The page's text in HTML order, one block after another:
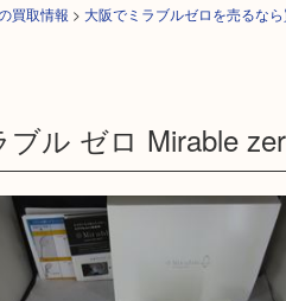
買取情報 > 大阪でミラブルゼロを売るな
ブル ゼロ Mirable